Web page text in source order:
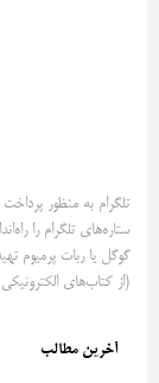
تلگرام به منظور
ستاره‌های تلگرام را
گوگل یا ربات پرمیوم
(از کتاب‌های
آخرین مطالب